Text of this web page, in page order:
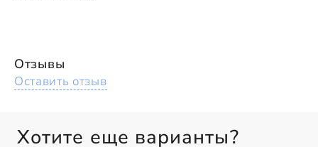
Отзывы
Оставить отзыв
Хотите еще варианты?